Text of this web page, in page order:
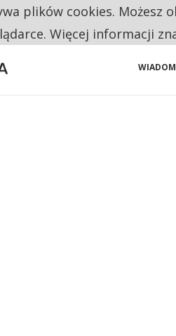
UDERZAJĄ W EUROPEJSKI PRZEMYSŁ.
plików cookies.
Więcej informacji